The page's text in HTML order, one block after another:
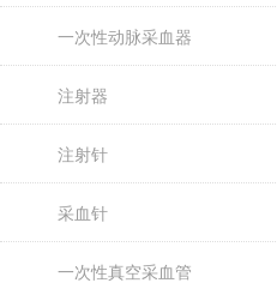
一次性动脉采血器
注射器
注射针
采血针
一次性真空采血管